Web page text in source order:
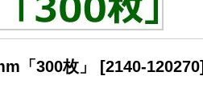
「300枚」 [2140-120270]